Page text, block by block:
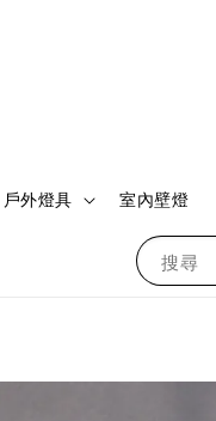
搜尋
戶外燈具 室內壁燈